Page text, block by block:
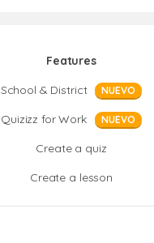
Features
School & District
NUEVO
Quizizz for Work NUEVO
Create a quiz
Create a lesson